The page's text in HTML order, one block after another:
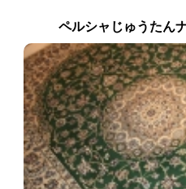
ペルシャじゅうたん